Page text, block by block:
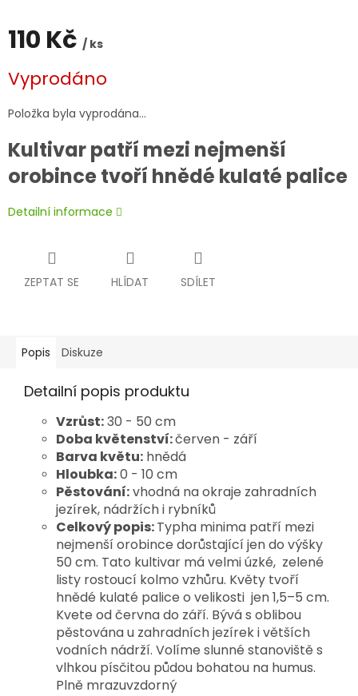
110 Kč / ks
cena:
Vyprodáno
Položka byla vyprodána…
Kultivar patří mezi nejmenší
orobince tvoří hnědé kulaté palice
Detailní informace
ZEPTAT SE HLÍDAT SDÍLET
Popis Diskuze
Detailní popis produktu
Vzrůst:30 - 50 cm
Doba květenství:červen - září
Barva květu: hnědá
Hloubka:0 - 10 cm
Pěstování:vhodná na okraje zahradních
jezírek, nádržích i rybníků
Celkový popis:Typha minima patří mezi
nejmenší orobince dorůstající jen do výšky
50 cm. Tato kultivar má velmi úzké, zelené
listy rostoucí kolmo vzhůru. Květy tvoří
hnědé kulaté palice o velikosti jen 1,5–5 cm.
Kvete od června do září. Bývá s oblibou
pěstována u zahradních jezírek i větších
vodních nádrží. Volíme slunné stanoviště s
vlhkou písčitou půdou bohatou na humus.
Plně mrazuvzdorný